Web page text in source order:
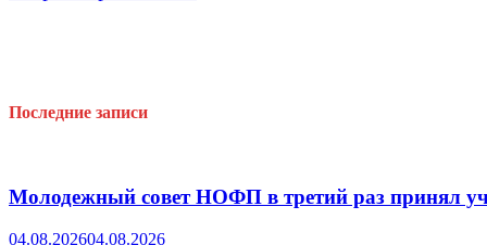
Последние записи
Молодежный совет НОФП в третий раз принял
04.08.202604.08.2026